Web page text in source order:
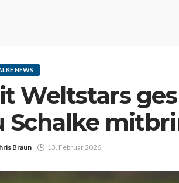
NEWS
Weltstars
Schalke
Braun 13. Februar 2026